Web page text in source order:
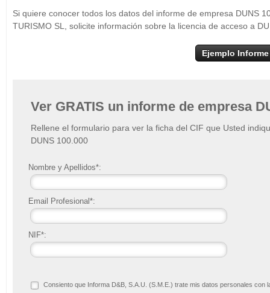
Si quiere conocer todos los datos del informe de empresa DUNS
TURISMO SL, solicite información sobre la licencia de acceso a
Ejemplo Informe
Ver GRATIS un informe de empresa
Rellene el formulario para ver la ficha del CIF que Usted
DUNS 100.000
Nombre y Apellidos*:
Email Profesional*:
NIF*:
Consiento que Informa D&B, S.A.U. (S.M.E.) trate mis datos personales